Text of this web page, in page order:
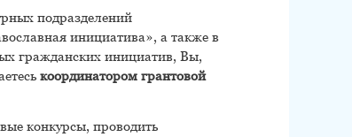
подразделений
инициатива», а также в
гражданских инициатив, Вы,
координатором грантовой
конкурсы, проводить